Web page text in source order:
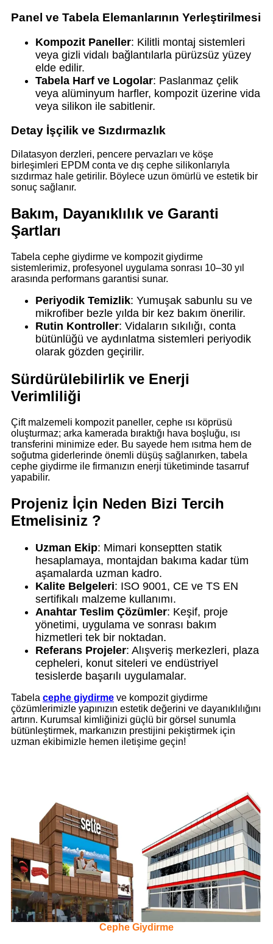
Panel ve Tabela Elemanlarının Yerleştirilmesi
Kompozit Paneller: Kilitli montaj sistemleri
veya gizli vidalı bağlantılarla pürüzsüz yüzey
elde edilir.
Tabela Harf ve Logolar: Paslanmaz çelik
veya alüminyum harfler, kompozit üzerine vida
veya silikon ile sabitlenir.
Detay İşçilik ve Sızdırmazlık
Dilatasyon derzleri, pencere pervazları ve köşe
birleşimleri EPDM conta ve dış cephe silikonlarıyla
sızdırmaz hale getirilir. Böylece uzun ömürlü ve estetik bir
sonuç sağlanır.
Bakım, Dayanıklılık ve Garanti
Şartları
Tabela cephe giydirme ve kompozit giydirme
sistemlerimiz, profesyonel uygulama sonrası 10–30 yıl
arasında performans garantisi sunar.
Periyodik Temizlik: Yumuşak sabunlu su ve
mikrofiber bezle yılda bir kez bakım önerilir.
Rutin Kontroller: Vidaların sıkılığı, conta
bütünlüğü ve aydınlatma sistemleri periyodik
olarak gözden geçirilir.
Sürdürülebilirlik ve Enerji
Verimliliği
Çift malzemeli kompozit paneller, cephe ısı köprüsü
oluşturmaz; arka kamerada bıraktığı hava boşluğu, ısı
transferini minimize eder. Bu sayede hem ısıtma hem de
soğutma giderlerinde önemli düşüş sağlanırken, tabela
cephe giydirme ile firmanızın enerji tüketiminde tasarruf
yapabilir.
Projeniz İçin Neden Bizi Tercih
Etmelisiniz ?
Uzman Ekip: Mimari konseptten statik
hesaplamaya, montajdan bakıma kadar tüm
aşamalarda uzman kadro.
Kalite Belgeleri: ISO 9001, CE ve TS EN
sertifikalı malzeme kullanımı.
Anahtar Teslim Çözümler: Keşif, proje
yönetimi, uygulama ve sonrası bakım
hizmetleri tek bir noktadan.
Referans Projeler: Alışveriş merkezleri, plaza
cepheleri, konut siteleri ve endüstriyel
tesislerde başarılı uygulamalar.
Tabela cephe giydirme ve kompozit giydirme
çözümlerimizle yapınızın estetik değerini ve dayanıklılığını
artırın. Kurumsal kimliğinizi güçlü bir görsel sunumla
bütünleştirmek, markanızın prestijini pekiştirmek için
uzman ekibimizle hemen iletişime geçin!
Cephe Giydirme